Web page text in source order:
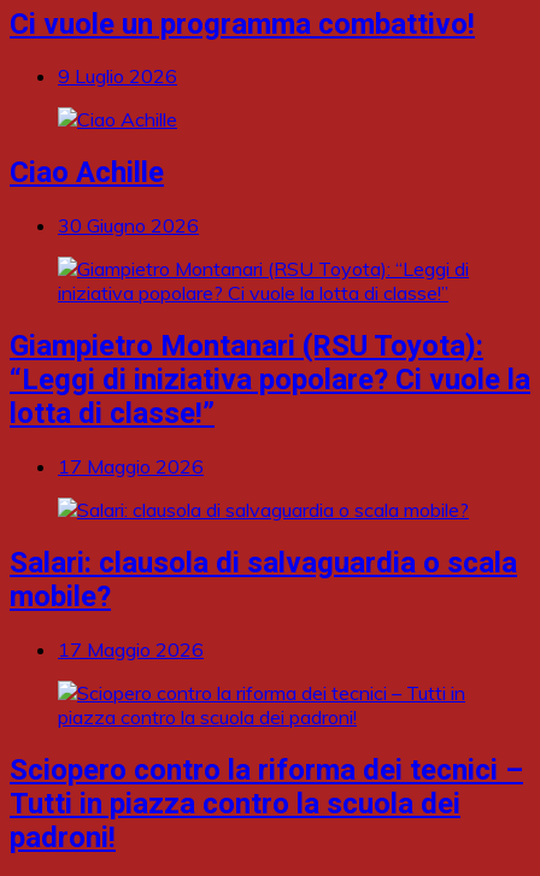
Ci vuole un programma combattivo!
9 Luglio 2026
Ciao Achille
30 Giugno 2026
Giampietro Montanari (RSU Toyota):
“Leggi di iniziativa popolare? Ci vuole la
lotta di classe!”
17 Maggio 2026
Salari: clausola di salvaguardia o scala
mobile?
17 Maggio 2026
Sciopero contro la riforma dei tecnici –
Tutti in piazza contro la scuola dei
padroni!